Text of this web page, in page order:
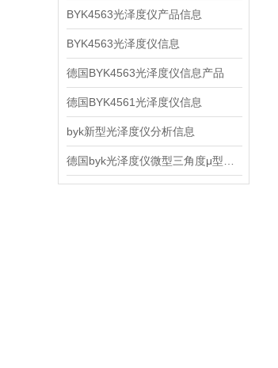
BYK4563光泽度仪产品信息
BYK4563光泽度仪信息
德国BYK4563光泽度仪信息产品
德国BYK4561光泽度仪信息
byk新型光泽度仪分析信息